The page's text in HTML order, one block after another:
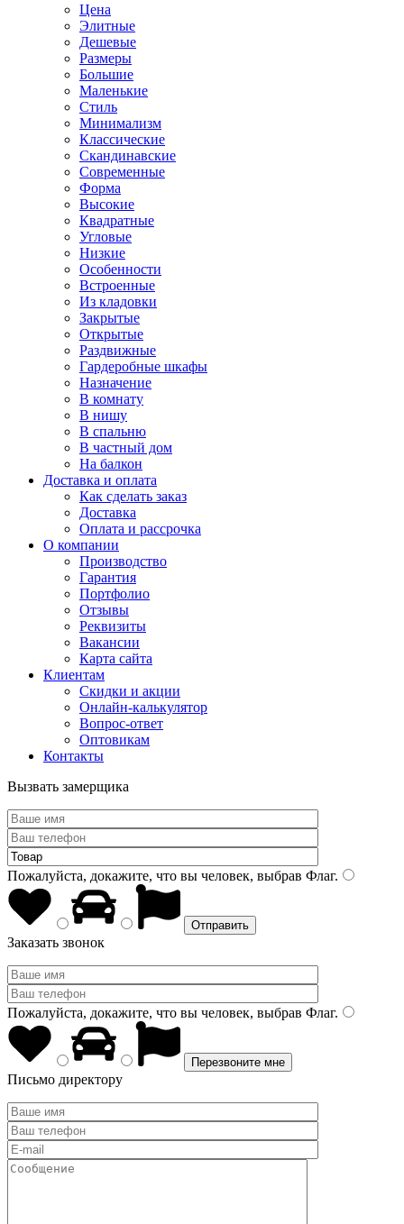
Цена
Элитные
Дешевые
Размеры
Большие
Маленькие
Стиль
Минимализм
Классические
Скандинавские
Современные
Форма
Высокие
Квадратные
Угловые
Низкие
Особенности
Встроенные
Из кладовки
Закрытые
Открытые
Раздвижные
Гардеробные шкафы
Назначение
В комнату
В нишу
В спальню
В частный дом
На балкон
Доставка и оплата
Как сделать заказ
Доставка
Оплата и рассрочка
О компании
Производство
Гарантия
Портфолио
Отзывы
Реквизиты
Вакансии
Карта сайта
Клиентам
Скидки и акции
Онлайн-калькулятор
Вопрос-ответ
Оптовикам
Контакты
Вызвать замерщика
Пожалуйста, докажите, что вы человек, выбрав Флаг.
Заказать звонок
Пожалуйста, докажите, что вы человек, выбрав Флаг.
Письмо директору